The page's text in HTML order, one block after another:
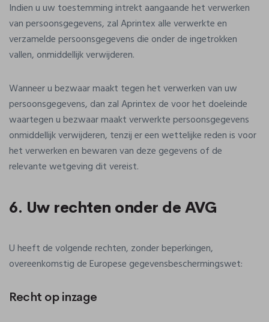
Indien u uw toestemming intrekt aangaande het verwerken
van persoonsgegevens, zal Aprintex alle verwerkte en
verzamelde persoonsgegevens die onder de ingetrokken
vallen, onmiddellijk verwijderen.
Wanneer u bezwaar maakt tegen het verwerken van uw
persoonsgegevens, dan zal Aprintex de voor het doeleinde
waartegen u bezwaar maakt verwerkte persoonsgegevens
onmiddellijk verwijderen, tenzij er een wettelijke reden is voor
het verwerken en bewaren van deze gegevens of de
relevante wetgeving dit vereist.
6. Uw rechten onder de AVG
U heeft de volgende rechten, zonder beperkingen,
overeenkomstig de Europese gegevensbeschermingswet:
Recht op inzage